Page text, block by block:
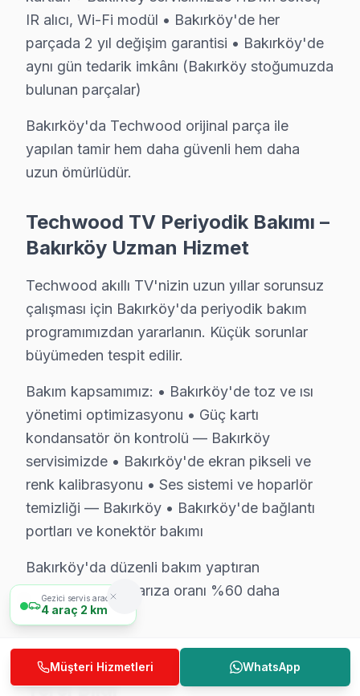
C: Bakırköy'de Techwood 4K modeli modelinde WiFi
S: Bakırköy'de Techwood TV Smart arayüzü
C: Bakırköy servisimize başvurmadan önce şunları
Bakırköy sakinleri için Techwood televizyon servisi
Telefon: 0850 811 14 36
• Bakırköy genelinde aynı gün Techwood televizyon
• Bakırköy'ye belirlenen saatte Techwood uzmanı
Bakırköy Sahili, Ataköy Marina, Capacity AVM
Ücretsiz ön teşhis hakkınız var. 0850 811 14 36
Bakırköy Techwood Televizyon Servisi İçin
Bakırköy'de Techwood marka televizyonunuz
Bakırköy Sektör Deneyimi: Bakırköy ve çevre
Bakırköy'de Profesyonel Garanti: Bakırköy
Techwood Marka Eğitimi: bu cihaz yetkili hizmet
Bakırköy Referansları: Bakırköy sakinlerinin tercih
Ücretsiz ön teşhis hakkınız var. 0850 811 14 36
Uzman Techwood Teknisyen Ekibimiz
Bakırköy Techwood Teknik servis'in başarısı,
• Bakırköy'de Techwood Yetkili Hizmet Sertifikasyonu
Bakırköy teknisyenlerimiz Techwood tarafından resmi
• Bakırköy'de BGA ve SMD Lehimleme Uzmanlığı
IR alıcı, Wi-Fi modül • Bakırköy'de her
parçada 2 yıl değişim garantisi • Bakırköy'de
aynı gün tedarik imkânı (Bakırköy stoğumuzda
bulunan parçalar)
Bakırköy'da Techwood orijinal parça ile
yapılan tamir hem daha güvenli hem daha
uzun ömürlüdür.
Techwood TV Periyodik Bakımı –
Bakırköy Uzman Hizmet
Techwood akıllı TV'nizin uzun yıllar sorunsuz
çalışması için Bakırköy'da periyodik bakım
programımızdan yararlanın. Küçük sorunlar
büyümeden tespit edilir.
Bakım kapsamımız: • Bakırköy'de toz ve ısı
yönetimi optimizasyonu • Güç kartı
kondansatör ön kontrolü — Bakırköy
servisimizde • Bakırköy'de ekran pikseli ve
renk kalibrasyonu • Ses sistemi ve hoparlör
temizliği — Bakırköy • Bakırköy'de bağlantı
portları ve konektör bakımı
Bakırköy'da düzenli bakım yaptıran
müşterilerimizde arıza oranı %60 daha
düşüktür.
Techwood Servisi: Bakırköy
Yerel Bilgi
Gezici servis aracımız
4 araç 2 km
Müşteri Hizmetleri WhatsApp